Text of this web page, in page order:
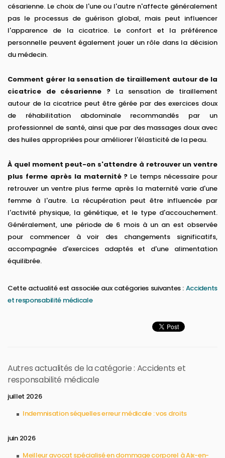
césarienne. Le choix de l'une ou l'autre n'affecte généralement
pas le processus de guérison global, mais peut influencer
l'apparence de la cicatrice. Le confort et la préférence
personnelle peuvent également jouer un rôle dans la décision
du médecin.
Comment gérer la sensation de tiraillement autour de la
cicatrice de césarienne ? La sensation de tiraillement
autour de la cicatrice peut être gérée par des exercices doux
de réhabilitation abdominale recommandés par un
professionnel de santé, ainsi que par des massages doux avec
des huiles appropriées pour améliorer l'élasticité de la peau.
À quel moment peut-on s'attendre à retrouver un ventre
plus ferme après la maternité ? Le temps nécessaire pour
retrouver un ventre plus ferme après la maternité varie d'une
femme à l'autre. La récupération peut être influencée par
l'activité physique, la génétique, et le type d'accouchement.
Généralement, une période de 6 mois à un an est observée
pour commencer à voir des changements significatifs,
accompagnée d'exercices adaptés et d'une alimentation
équilibrée.
Cette actualité est associée aux catégories suivantes : Accidents
et responsabilité médicale
Autres actualités de la catégorie : Accidents et
responsabilité médicale
juillet 2026
Indemnisation séquelles erreur médicale : vos droits
juin 2026
Meilleur avocat spécialisé en dommage corporel à Aix-en-